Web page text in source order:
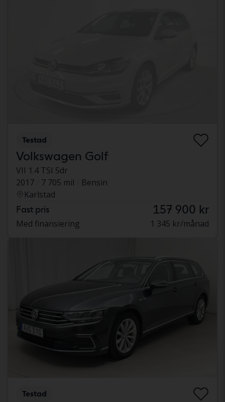
Testad
Volkswagen Golf
VII 1.4 TSI 5dr
2017
7 705 mil
Bensin
Karlstad
Fast pris 157 900 kr
Med finansiering 1 345 kr/månad
Testad